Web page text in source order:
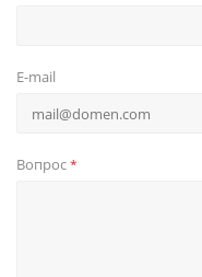
E-mail
Вопрос*